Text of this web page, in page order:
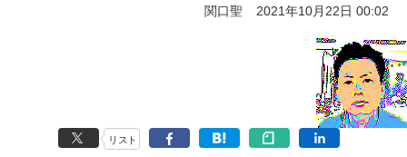
関口聖 2021年10月22日 00:02
リスト